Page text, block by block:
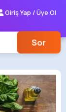
Giriş Yap / Üye Ol
Sor